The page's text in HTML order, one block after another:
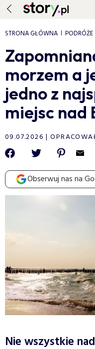
STRONA GŁÓWNA PODRÓŻE
morzem a
jedno z
miejsc nad
09.07.2026
Obserwuj nas na
Nie wszystkie